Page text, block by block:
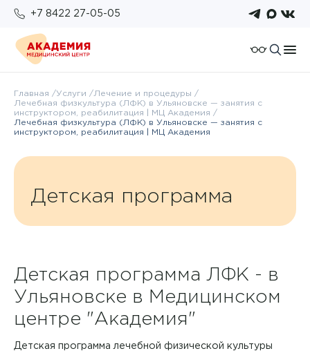
+7 8422 27-05-05
О компании
Отзывы
Работа у нас
Правовые документы
Политика конфиденциальности
Пациентам
Возврат налогового вычета
Оплата
ОМС
Услуги и цены
Анализы
Врачи
Комплексы
Контакты
Главная Услуги
Лечение и процедуры
Лечебная физкультура (ЛФК) в Ульяновске — занятия с
инструктором, реабилитация | МЦ Академия
Лечебная физкультура (ЛФК) в Ульяновске — занятия с
инструктором, реабилитация | МЦ Академия
Детская программа
Детская программа ЛФК - в
Ульяновске в Медицинском
центре "Академия"
Детская программа лечебной физической культуры